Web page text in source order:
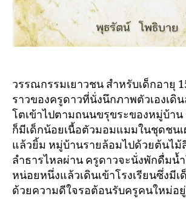
วรรณกรรมเยาวชน สำหรับเด็กอายุ
ราวของครูดาวที่นั่งนึกภาพตัวเองเดิน
โตเข้าไปตามถนนขรุขระของหมู่บ้าน
ก็มีเด็กน้อยเนื้อตัวมอมแมมในชุดชน
แล้วยิ้ม หมู่บ้านรายล้อมไปด้วยต้นไม้
ลำธารไหลผ่าน ครูดาวจะนั่งพักดื่มน้
หน่อยหนึ่งแล้วเดินเข้าโรงเรียนซึ่งมีเ
ด้วยความดีใจรอต้อนรับครูคนใหม่อยู่